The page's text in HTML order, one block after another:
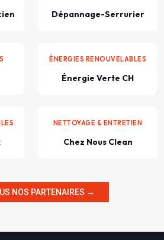
Dépannage-Serrurier
ÉNERGIES RENOUVELABLES
Énergie Verte CH
NETTOYAGE & ENTRETIEN
Chez Nous Clean
NOS PARTENAIRES →